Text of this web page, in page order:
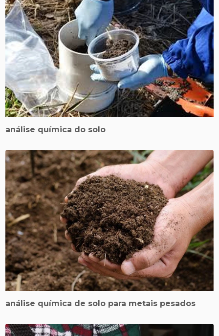
análise química do solo
análise química de solo para metais pesados